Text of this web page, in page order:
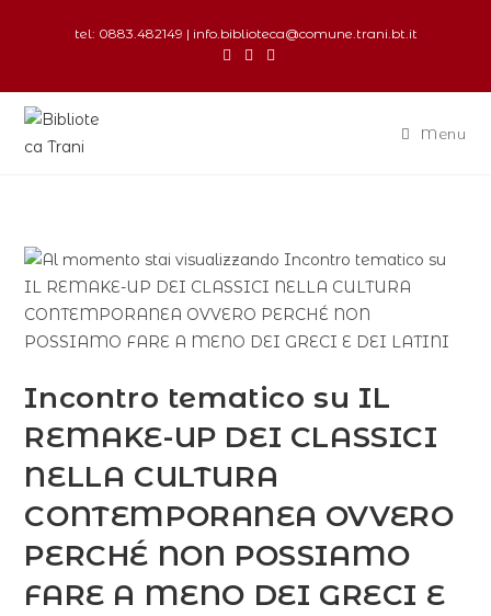
tel: 0883.482149 | info.biblioteca@comune.trani.bt.it
Menu
Incontro tematico su IL
REMAKE-UP DEI CLASSICI
NELLA CULTURA
CONTEMPORANEA OVVERO
PERCHÉ NON POSSIAMO
FARE A MENO DEI GRECI E